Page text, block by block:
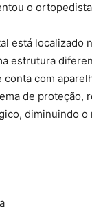
o
está localizado
estrutura
com
de proteção,
diminuindo o